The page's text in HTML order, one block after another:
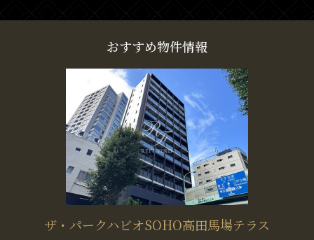
おすすめ物件情報
ザ・パークハビオSOHO高田馬場テラス